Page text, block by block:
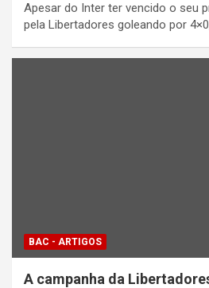
Apesar do Inter ter vencido o seu
pela Libertadores goleando por
BAC - ARTIGOS
A campanha da